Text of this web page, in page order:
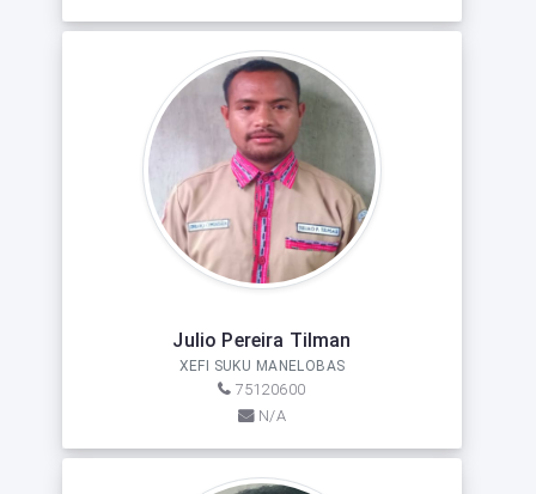
Julio Pereira Tilman
XEFI SUKU MANELOBAS
75120600
N/A